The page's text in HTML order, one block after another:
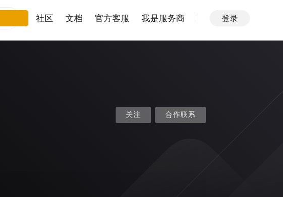
社区 文档 官方客服 我是服务商 登录
关注 合作联系